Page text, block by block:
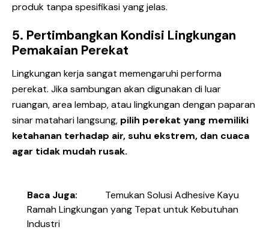
produk tanpa spesifikasi yang jelas.
5. Pertimbangkan Kondisi Lingkungan
Pemakaian Perekat
Lingkungan kerja sangat memengaruhi performa
perekat. Jika sambungan akan digunakan di luar
ruangan, area lembap, atau lingkungan dengan paparan
sinar matahari langsung, pilih perekat yang memiliki
ketahanan terhadap air, suhu ekstrem, dan cuaca
agar tidak mudah rusak.
Baca Juga:
Temukan Solusi Adhesive Kayu
Ramah Lingkungan yang Tepat untuk Kebutuhan
Industri